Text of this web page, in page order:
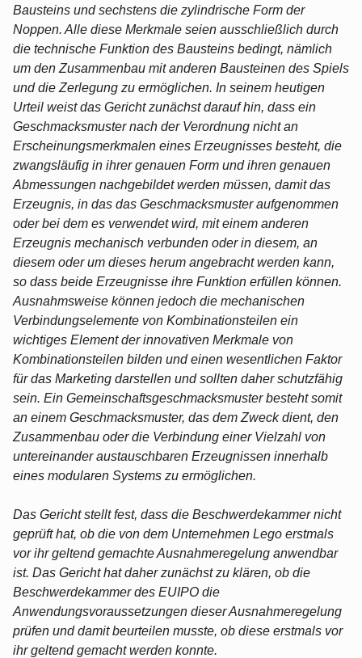
Bausteins und sechstens die zylindrische Form der
Noppen. Alle diese Merkmale seien ausschließlich durch
die technische Funktion des Bausteins bedingt, nämlich
um den Zusammenbau mit anderen Bausteinen des Spiels
und die Zerlegung zu ermöglichen. In seinem heutigen
Urteil weist das Gericht zunächst darauf hin, dass ein
Geschmacksmuster nach der Verordnung nicht an
Erscheinungsmerkmalen eines Erzeugnisses besteht, die
zwangsläufig in ihrer genauen Form und ihren genauen
Abmessungen nachgebildet werden müssen, damit das
Erzeugnis, in das das Geschmacksmuster aufgenommen
oder bei dem es verwendet wird, mit einem anderen
Erzeugnis mechanisch verbunden oder in diesem, an
diesem oder um dieses herum angebracht werden kann,
so dass beide Erzeugnisse ihre Funktion erfüllen können.
Ausnahmsweise können jedoch die mechanischen
Verbindungselemente von Kombinationsteilen ein
wichtiges Element der innovativen Merkmale von
Kombinationsteilen bilden und einen wesentlichen Faktor
für das Marketing darstellen und sollten daher schutzfähig
sein. Ein Gemeinschaftsgeschmacksmuster besteht somit
an einem Geschmacksmuster, das dem Zweck dient, den
Zusammenbau oder die Verbindung einer Vielzahl von
untereinander austauschbaren Erzeugnissen innerhalb
eines modularen Systems zu ermöglichen.
Das Gericht stellt fest, dass die Beschwerdekammer nicht
geprüft hat, ob die von dem Unternehmen Lego erstmals
vor ihr geltend gemachte Ausnahmeregelung anwendbar
ist. Das Gericht hat daher zunächst zu klären, ob die
Beschwerdekammer des EUIPO die
Anwendungsvoraussetzungen dieser Ausnahmeregelung
prüfen und damit beurteilen musste, ob diese erstmals vor
ihr geltend gemacht werden konnte.